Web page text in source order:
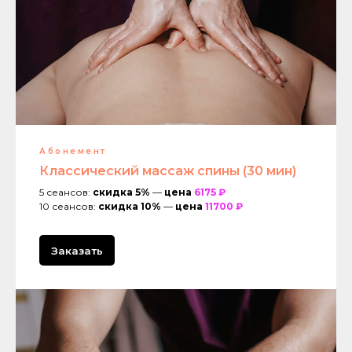
Абонемент
Классический массаж спины (30 мин)
5 сеансов: скидка 5% — цена 6175 ₽
10 сеансов: скидка 10% — цена 11700 ₽
Заказать